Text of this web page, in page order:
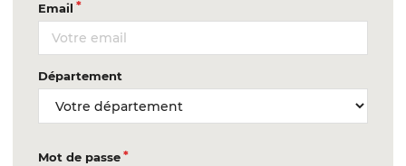
Email
Département
Mot de passe